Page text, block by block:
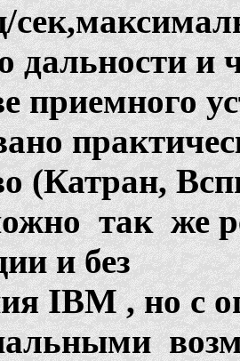
дальности и
приемного
(Катран,
так же
и без
IBM , но с